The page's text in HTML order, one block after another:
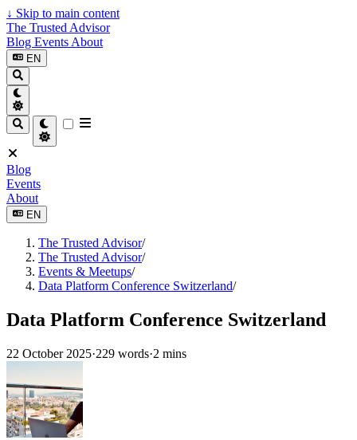
↓ Skip to main content
The Trusted Advisor
Blog Events About
EN
Blog
Events
About
EN
The Trusted Advisor/
The Trusted Advisor/
Events & Meetups/
Data Platform Conference Switzerland/
Data Platform Conference Switzerland
22 October 2025·229 words·2 mins